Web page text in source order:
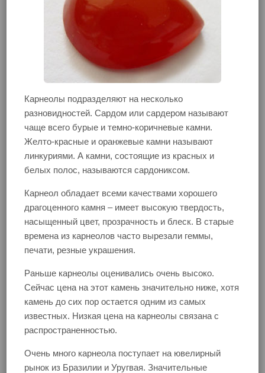
Карнеолы подразделяют на несколько
разновидностей. Сардом или сардером называют
чаще всего бурые и темно-коричневые камни.
Желто-красные и оранжевые камни называют
линкуриями. А камни, состоящие из красных и
белых полос, называются сардониксом.
Карнеол обладает всеми качествами хорошего
драгоценного камня – имеет высокую твердость,
насыщенный цвет, прозрачность и блеск. В старые
времена из карнеолов часто вырезали геммы,
печати, резные украшения.
Раньше карнеолы оценивались очень высоко.
Сейчас цена на этот камень значительно ниже, хотя
камень до сих пор остается одним из самых
известных. Низкая цена на карнеолы связана с
распространенностью.
Очень много карнеола поступает на ювелирный
рынок из Бразилии и Уругвая. Значительные